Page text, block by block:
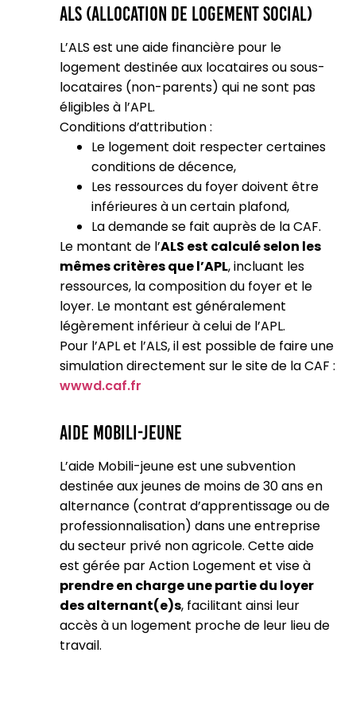
ALS (Allocation de Logement Social)
L’ALS est une aide financière pour le
logement destinée aux locataires ou sous-
locataires (non-parents) qui ne sont pas
éligibles à l’APL.
Conditions d’attribution :
Le logement doit respecter certaines
conditions de décence,
Les ressources du foyer doivent être
inférieures à un certain plafond,
La demande se fait auprès de la CAF.
Le montant de l’ALS est calculé selon les
mêmes critères que l’APL, incluant les
ressources, la composition du foyer et le
loyer. Le montant est généralement
légèrement inférieur à celui de l’APL.
Pour l’APL et l’ALS, il est possible de faire une
simulation directement sur le site de la CAF :
wwwd.caf.fr
Aide Mobili-jeune
L’aide Mobili-jeune est une subvention
destinée aux jeunes de moins de 30 ans en
alternance (contrat d’apprentissage ou de
professionnalisation) dans une entreprise
du secteur privé non agricole. Cette aide
est gérée par Action Logement et vise à
prendre en charge une partie du loyer
des alternant(e)s, facilitant ainsi leur
accès à un logement proche de leur lieu de
travail.